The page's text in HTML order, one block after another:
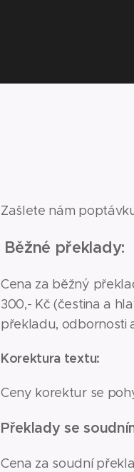
Zašlete nám
Běžné překlady:
Cena za běžný
300,- Kč (čestina a
překladu, odbornosti
Korektura textu:
Ceny korektur se
Překlady se
Cena za soudní